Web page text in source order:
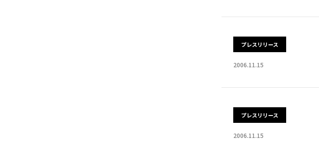
プレスリリース
2006.11.15
プレスリリース
2006.11.15